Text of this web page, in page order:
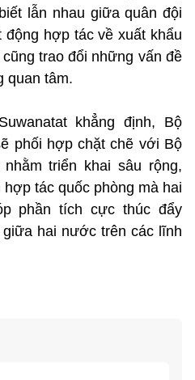
lẫn nhau giữa quân đội
hợp tác về xuất khẩu
trao đổi những vấn đề
quan tâm.
khẳng định, Bộ
phối hợp chặt chẽ với Bộ
triển khai sâu rộng,
tác quốc phòng mà hai
phần tích cực thúc đẩy
hai nước trên các lĩnh